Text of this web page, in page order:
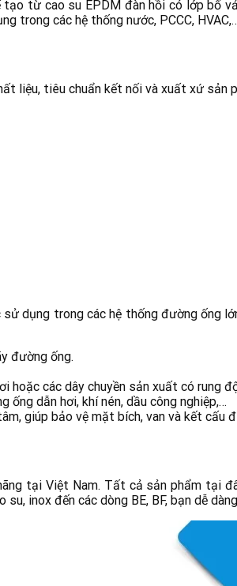
tạo từ cao su EPDM đàn hồi có lớp bố
trong các hệ thống nước, PCCC,
liệu, tiêu chuẩn kết nối và xuất xứ
dụng trong các hệ thống đường ống
đường ống.
hoặc các dây chuyền sản xuất có rung
dẫn hơi, khí nén, dầu công nghiệp,…
giúp bảo vệ mặt bích, van và kết cấu
tại Việt Nam. Tất cả sản phẩm tại
inox đến các dòng BE, BF, bạn dễ